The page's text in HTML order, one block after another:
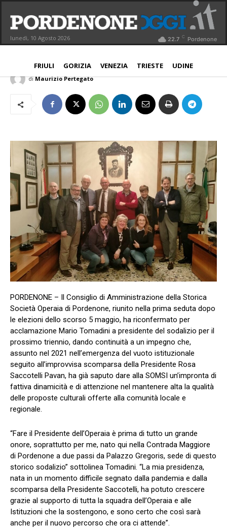
lunedì, 10 Agosto 2026 22.7 C Pordenone
FRIULI GORIZIA VENEZIA TRIESTE UDINE
Società Operaia, Mario Tomadini
riconfermato alla presidenza
PORDENONE
di Maurizio Pertegato
PORDENONE – Il Consiglio di Amministrazione della Storica
Società Operaia di Pordenone, riunito nella prima seduta dopo
le elezioni dello scorso 5 maggio, ha riconfermato per
acclamazione Mario Tomadini a presidente del sodalizio per il
prossimo triennio, dando continuità a un impegno che,
assunto nel 2021 nell’emergenza del vuoto istituzionale
seguito all’improvvisa scomparsa della Presidente Rosa
Saccotelli Pavan, ha già saputo dare alla SOMSI un’impronta di
fattiva dinamicità e di attenzione nel mantenere alta la qualità
delle proposte culturali offerte alla comunità locale e
regionale.
“Fare il Presidente dell’Operaia è prima di tutto un grande
onore, soprattutto per me, nato qui nella Contrada Maggiore
di Pordenone a due passi da Palazzo Gregoris, sede di questo
storico sodalizio” sottolinea Tomadini. “La mia presidenza,
nata in un momento difficile segnato dalla pandemia e dalla
scomparsa della Presidente Saccotelli, ha potuto crescere
grazie al supporto di tutta la squadra dell’Operaia e alle
Istituzioni che la sostengono, e sono certo che così sarà
anche per il nuovo percorso che ora ci attende”.